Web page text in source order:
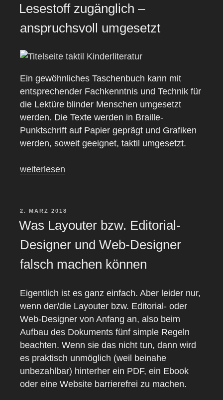
Lesestoff zugänglich –
anspruchsvoll umgesetzt
Ein gewöhnliches Taschenbuch kann mit
entsprechender Fachkenntnis und Technik für
die Lektüre blinder Menschen umgesetzt
werden. Die Texte werden in Braille-
Punktschrift auf Papier geprägt und Grafiken
werden, soweit geeignet, taktil umgesetzt.
„Lesestoff
anspruchsvoll
umgesetzt“
weiterlesen
VERÖFFENTLICHT
2. MÄRZ 2018
Was Layouter bzw. Editorial-
Designer und Web-Designer
falsch machen können
Eigentlich ist es ganz einfach. Aber leider nur,
wenn der/die Layouter bzw. Editorial- oder
Web-Designer von Anfang an, also beim
Aufbau des Dokuments fünf simple Regeln
beachten. Wenn sie das nicht tun, dann wird
es praktisch unmöglich (weil beinahe
unbezahlbar) hinterher ein PDF, ein Ebook
oder eine Website barrierefrei zu machen.